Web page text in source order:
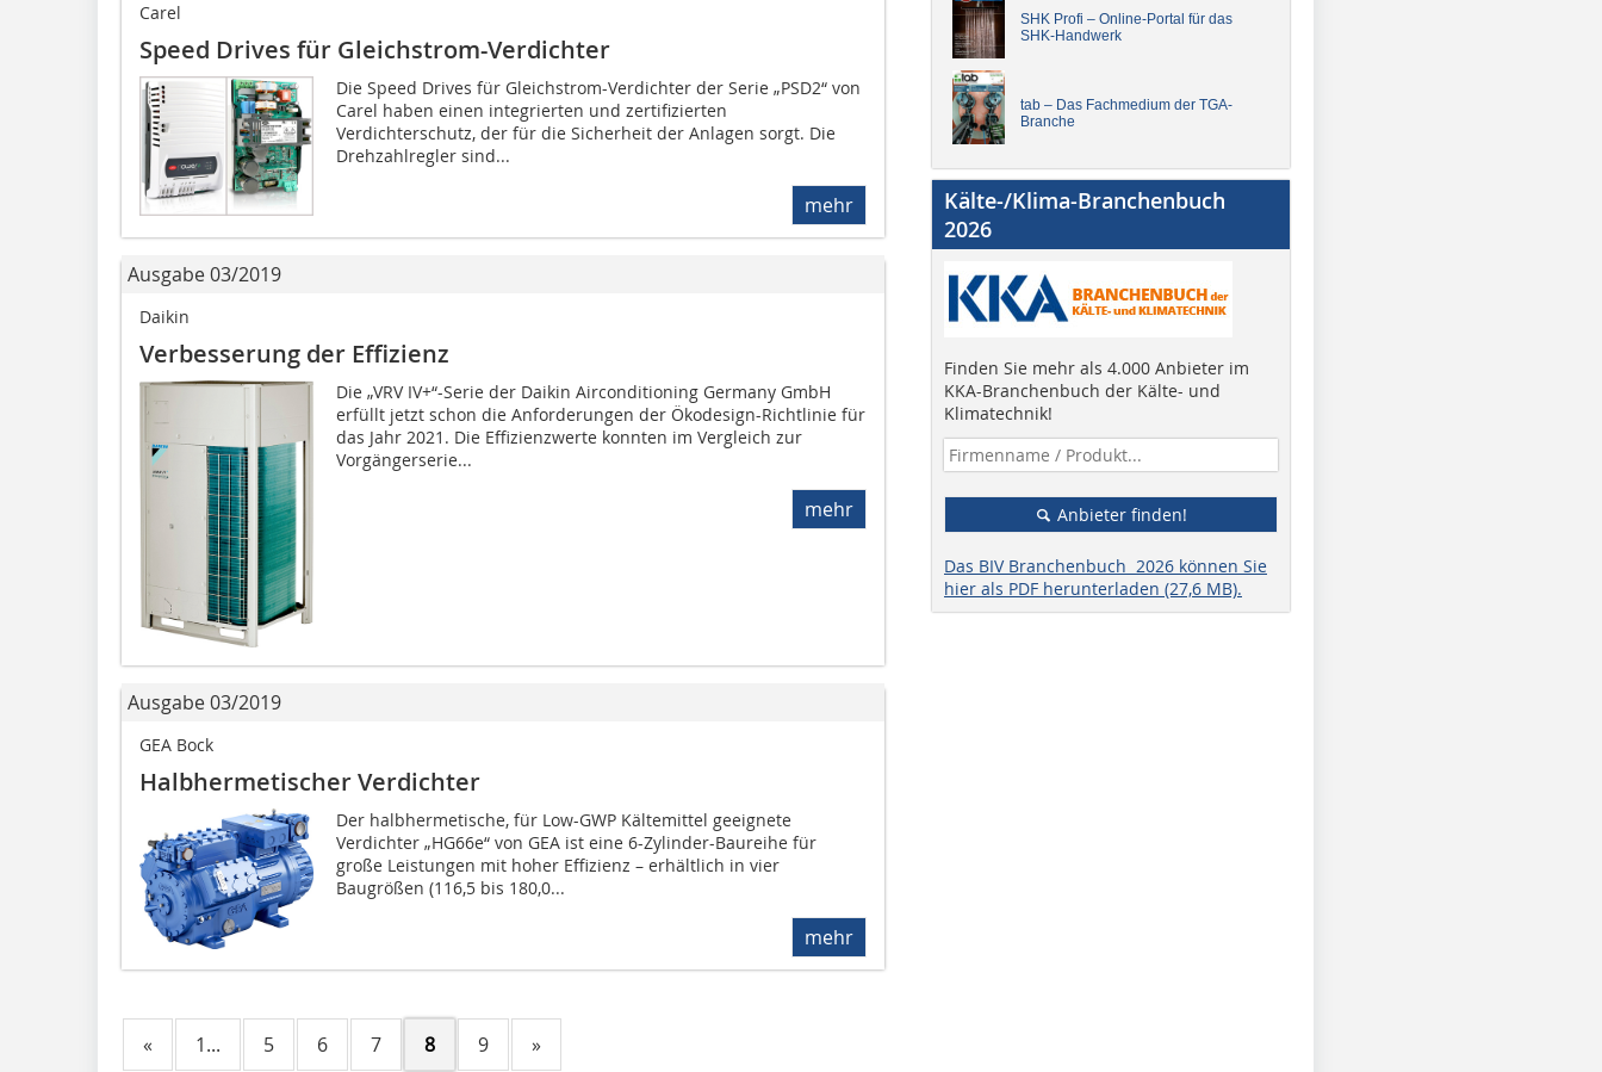
Carel
Speed Drives für Gleichstrom-Verdichter
Die Speed Drives für Gleichstrom-Verdichter der Serie „PSD2“ von
Carel haben einen integrierten und zertifizierten
Verdichterschutz, der für die Sicherheit der Anlagen sorgt. Die
Drehzahlregler sind...
mehr
Ausgabe 03/2019
Daikin
Verbesserung der Effizienz
Die „VRV IV+“-Serie der Daikin Airconditioning Germany GmbH
erfüllt jetzt schon die Anforderungen der Ökodesign-Richtlinie für
das Jahr 2021. Die Effizienzwerte konnten im Vergleich zur
Vorgängerserie...
mehr
Ausgabe 03/2019
GEA Bock
Halbhermetischer Verdichter
Der halbhermetische, für Low-GWP Kältemittel geeignete
Verdichter „HG66e“ von GEA ist eine 6-Zylinder-Baureihe für
große Leistungen mit hoher Effizienz – erhältlich in vier
Baugrößen (116,5 bis 180,0...
mehr
« 1... 5 6 7 8 9 »
SHK Profi – Online-Portal für das
SHK-Handwerk
tab – Das Fachmedium der TGA-
Branche
Kälte-/Klima-Branchenbuch
2026
Finden Sie mehr als 4.000 Anbieter im
KKA-Branchenbuch der Kälte- und
Klimatechnik!
Anbieter finden!
Das BIV Branchenbuch 2026 können Sie
hier als PDF herunterladen (27,6 MB).